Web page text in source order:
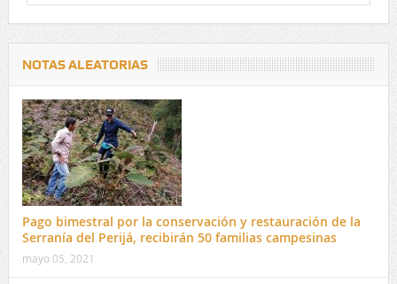
NOTAS ALEATORIAS
Pago bimestral por la conservación y restauración de la
Serranía del Perijá, recibirán 50 familias campesinas
mayo 05, 2021